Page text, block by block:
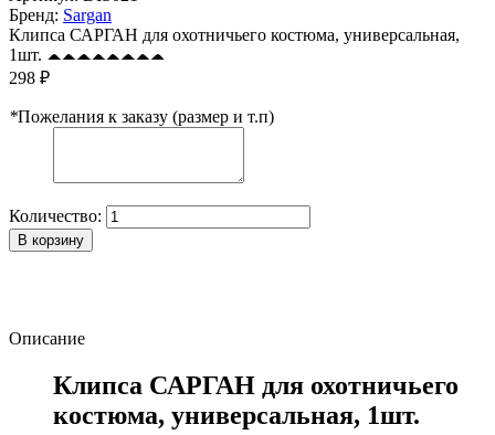
Бренд: Sargan
Клипса САРГАН для охотничьего костюма, универсальная,
1шт.
298 ₽
*Пожелания к заказу (размер и т.п)
Количество:
В корзину
Описание
Клипса САРГАН для охотничьего
костюма, универсальная, 1шт.